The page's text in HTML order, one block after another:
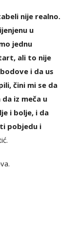
nije realno.
u
jednu
ali to nije
i da us
čini mi se da
iz meča u
i bolje, i da
pobjedu i